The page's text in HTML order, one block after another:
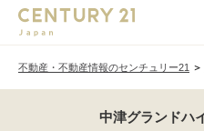
不動産・不動産情報のセンチュリー21
中津グランドハ